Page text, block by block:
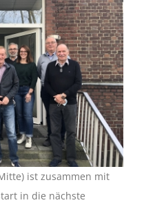
ist zusammen mit
in die nächste